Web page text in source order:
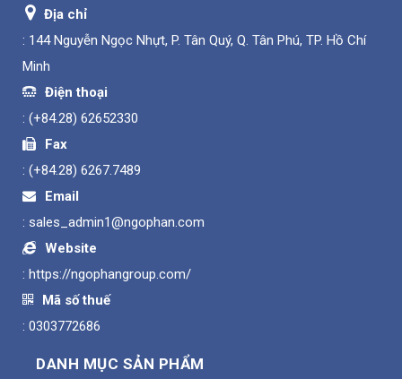
Địa chỉ
: 144 Nguyễn Ngọc Nhựt, P. Tân Quý, Q. Tân Phú, TP. Hồ Chí
Minh
Điện thoại
: (+84.28) 62652330
Fax
: (+84.28) 6267.7489
Email
: sales_admin1@ngophan.com
Website
: https://ngophangroup.com/
Mã số thuế
: 0303772686
DANH MỤC SẢN PHẨM